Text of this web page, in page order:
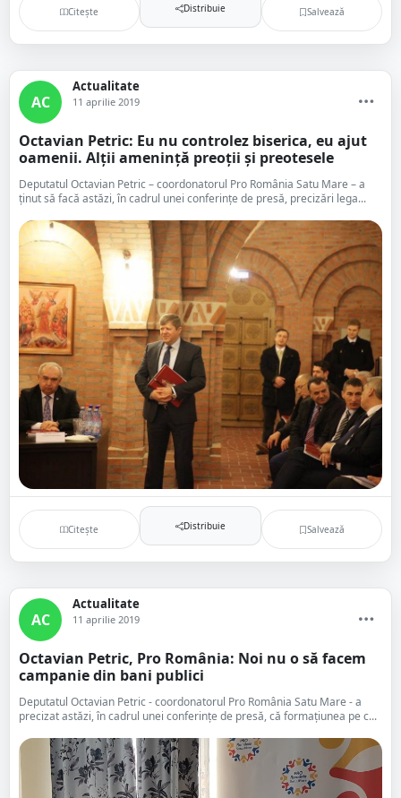
Citește Distribuie Salvează
AC
Actualitate
11 aprilie 2019
Octavian Petric: Eu nu controlez biserica, eu ajut
oamenii. Alții amenință preoții și preotesele
Deputatul Octavian Petric – coordonatorul Pro România Satu Mare – a
ținut să facă astăzi, în cadrul unei conferințe de presă, precizări lega...
Citește Distribuie Salvează
AC
Actualitate
11 aprilie 2019
Octavian Petric, Pro România: Noi nu o să facem
campanie din bani publici
Deputatul Octavian Petric - coordonatorul Pro România Satu Mare - a
precizat astăzi, în cadrul unei conferințe de presă, că formațiunea pe c...